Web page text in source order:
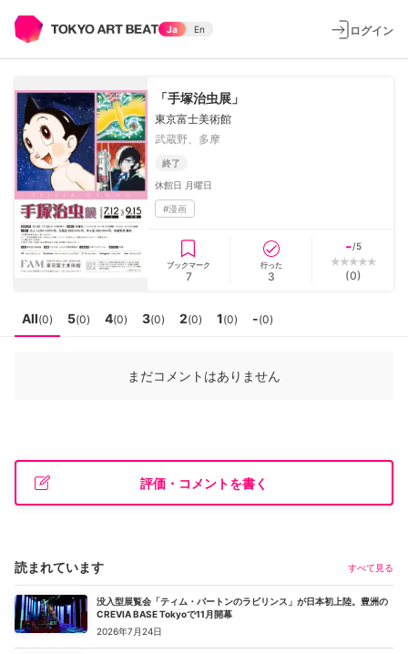
Ja En ログイン
「手塚治虫展」
東京富士美術館
武蔵野、多摩
終了
休館日 月曜日
#漫画
ブックマーク
7
行った
3
-/5
(0)
All(0) 5(0) 4(0) 3(0) 2(0) 1(0) -(0)
まだコメントはありません
評価・コメントを書く
読まれています すべて見る
没入型展覧会「ティム・バートンのラビリンス」が日本初上陸。豊洲の
CREVIA BASE Tokyoで11月開幕
2026年7月24日